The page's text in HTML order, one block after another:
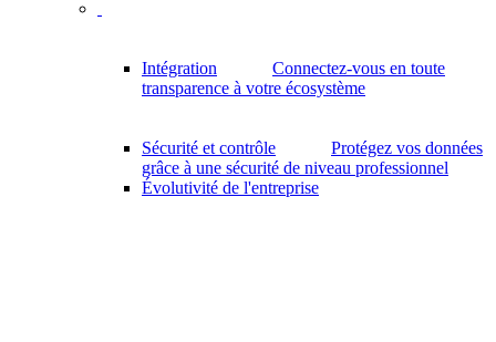
Intégration
Connectez-vous en toute
transparence à votre écosystème
Sécurité et contrôle
Protégez vos données
grâce à une sécurité de niveau professionnel
Évolutivité de l'entreprise